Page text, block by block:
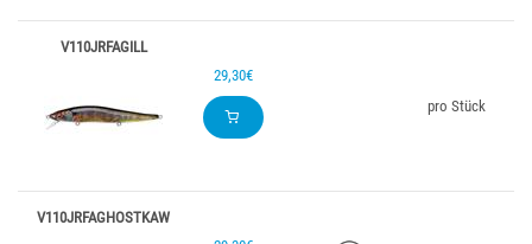
V110JRFAGILL
29,30€
pro Stück
V110JRFAGHOSTKAW